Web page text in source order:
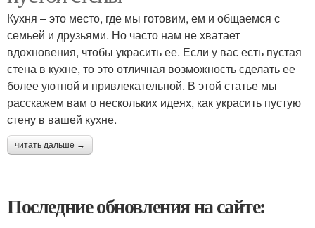
Кухня – это место, где мы готовим, ем и общаемся с
семьей и друзьями. Но часто нам не хватает
вдохновения, чтобы украсить ее. Если у вас есть пустая
стена в кухне, то это отличная возможность сделать ее
более уютной и привлекательной. В этой статье мы
расскажем вам о нескольких идеях, как украсить пустую
стену в вашей кухне.
читать дальше →
Последние обновления на сайте: